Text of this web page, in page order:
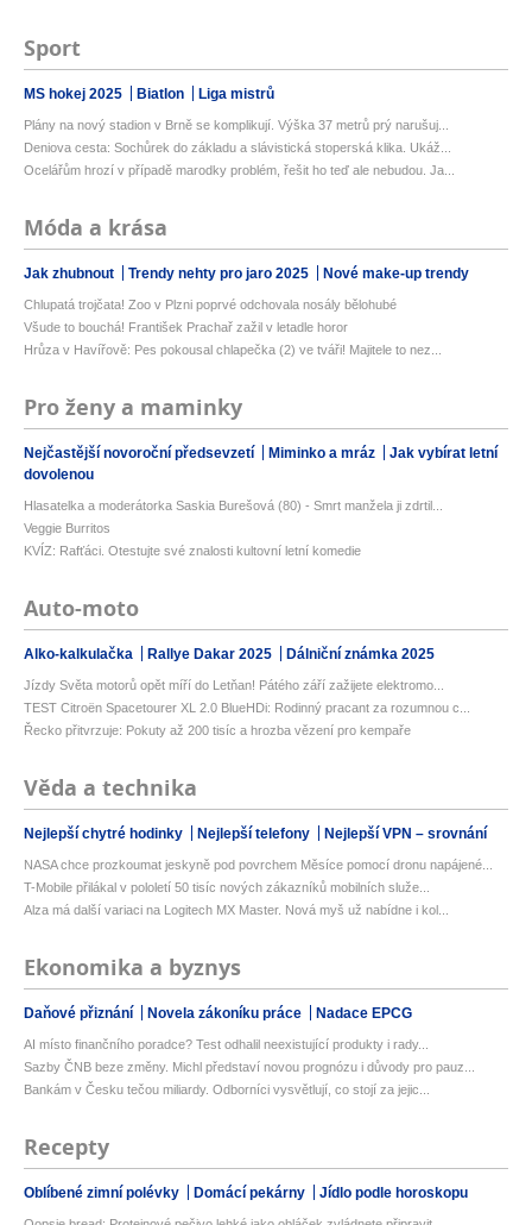
Sport
MS hokej 2025 Biatlon Liga mistrů
Plány na nový stadion v Brně se komplikují. Výška 37 metrů prý narušuj...
Deniova cesta: Sochůrek do základu a slávistická stoperská klika. Ukáž...
Ocelářům hrozí v případě marodky problém, řešit ho teď ale nebudou. Ja...
Móda a krása
Jak zhubnout Trendy nehty pro jaro 2025 Nové make-up trendy
Chlupatá trojčata! Zoo v Plzni poprvé odchovala nosály bělohubé
Všude to bouchá! František Prachař zažil v letadle horor
Hrůza v Havířově: Pes pokousal chlapečka (2) ve tváři! Majitele to nez...
Pro ženy a maminky
Nejčastější novoroční předsevzetí Miminko a mráz
Jak vybírat letní
dovolenou
Hlasatelka a moderátorka Saskia Burešová (80) - Smrt manžela ji zdrtil...
Veggie Burritos
KVÍZ: Rafťáci. Otestujte své znalosti kultovní letní komedie
Auto-moto
Alko-kalkulačka Rallye Dakar 2025 Dálniční známka 2025
Jízdy Světa motorů opět míří do Letňan! Pátého září zažijete elektromo...
TEST Citroën Spacetourer XL 2.0 BlueHDi: Rodinný pracant za rozumnou c...
Řecko přitvrzuje: Pokuty až 200 tisíc a hrozba vězení pro kempaře
Věda a technika
Nejlepší chytré hodinky Nejlepší telefony Nejlepší VPN – srovnání
NASA chce prozkoumat jeskyně pod povrchem Měsíce pomocí dronu napájené...
T-Mobile přilákal v pololetí 50 tisíc nových zákazníků mobilních služe...
Alza má další variaci na Logitech MX Master. Nová myš už nabídne i kol...
Ekonomika a byznys
Daňové přiznání Novela zákoníku práce Nadace EPCG
AI místo finančního poradce? Test odhalil neexistující produkty i rady...
Sazby ČNB beze změny. Michl představí novou prognózu i důvody pro pauz...
Bankám v Česku tečou miliardy. Odborníci vysvětlují, co stojí za jejic...
Recepty
Oblíbené zimní polévky Domácí pekárny Jídlo podle horoskopu